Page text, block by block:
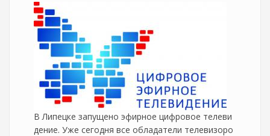
В Липецке запущено эфирное цифровое телеви
дение. Уже сегодня все обладатели телевизоро